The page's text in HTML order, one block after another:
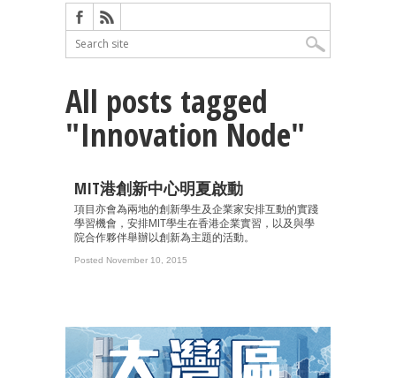
All posts tagged
"Innovation Node"
MIT港創新中心明夏啟動
項目亦會為兩地的創新學生及企業家安排互動的實踐
學習機會，安排MIT學生在香港企業實習，以及與學
院合作夥伴舉辦以創新為主題的活動。
Posted November 10, 2015